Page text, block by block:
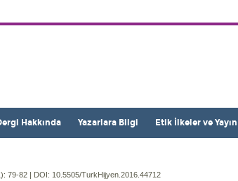
Hakkında Yazarlara Bilgi Etik İlkeler ve
79-82 | DOI: 10.5505/TurkHijyen.2016.44712